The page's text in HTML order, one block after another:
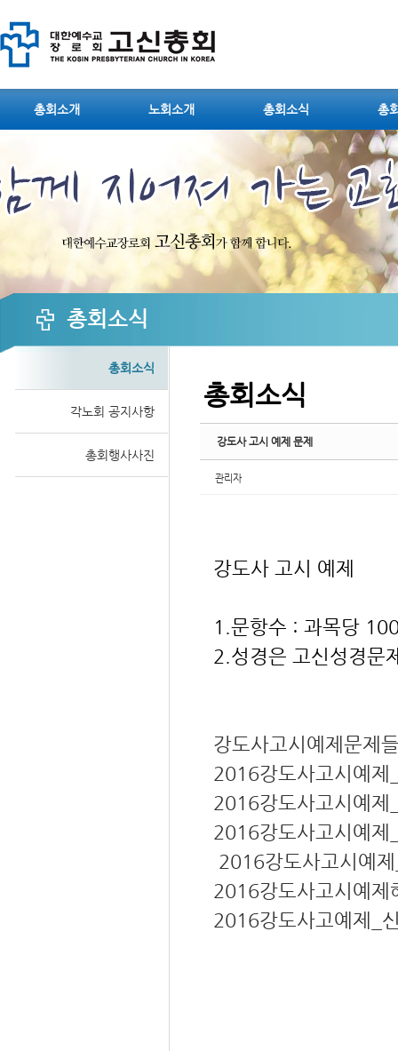
총회소개 노회소개 총회소식 총
총회소식
총회소식
각노회 공지사항
총회행사사진
총회소식
강도사 고시 예제 문제
관리자
강도사 고시 예제
1.문항수 : 과목당
2.성경은 고신성경문
강도사고시예제문제
2016강도사고시예제
2016강도사고시예
2016강도사고시예
2016강도사고시예
2016강도사고시예
2016강도사고예제_
Sketchbook5, 스케치북5
Sketchbook5, 스케치북5